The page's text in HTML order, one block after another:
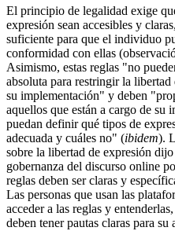
El principio de legalidad exige
expresión sean accesibles y
suficiente para que el individuo
conformidad con ellas
Asimismo, estas reglas "no
absoluta para restringir la
su implementación" y deben
aquellos que están a cargo de su
puedan definir qué tipos de
adecuada y cuáles no" (ibidem).
sobre la libertad de expresión
gobernanza del discurso online
reglas deben ser claras y
Las personas que usan las
acceder a las reglas y
deben tener pautas claras para su